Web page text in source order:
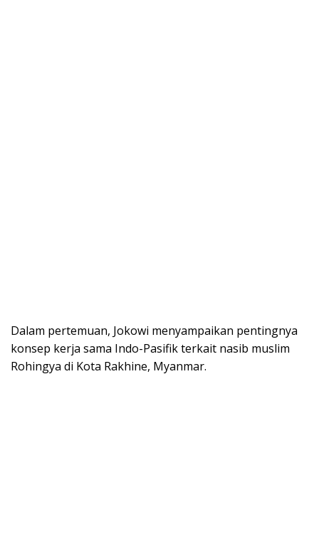
Dalam pertemuan, Jokowi menyampaikan pentingnya
konsep kerja sama Indo-Pasifik terkait nasib muslim
Rohingya di Kota Rakhine, Myanmar.